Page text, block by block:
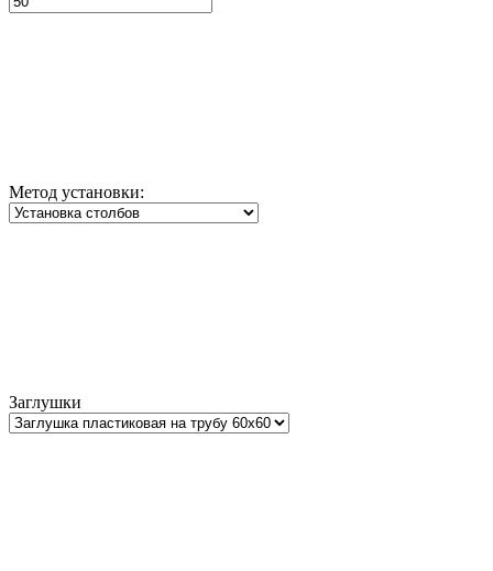
Метод установки:
Заглушки